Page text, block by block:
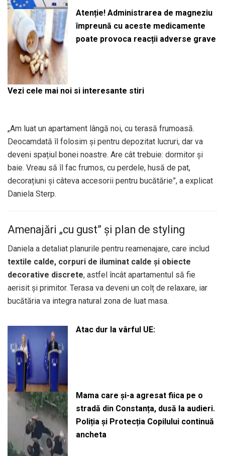
Atenție! Administrarea de magneziu
împreună cu aceste medicamente
poate provoca reacții adverse grave
Vezi cele mai noi si interesante stiri
„Am luat un apartament lângă noi, cu terasă frumoasă.
Deocamdată îl folosim și pentru depozitat lucruri, dar va
deveni spațiul bonei noastre. Are cât trebuie: dormitor și
baie. Vreau să îl fac frumos, cu perdele, husă de pat,
decorațiuni și câteva accesorii pentru bucătărie”, a explicat
Daniela Sterp.
Amenajări „cu gust” și plan de styling
Daniela a detaliat planurile pentru reamenajare, care includ
textile calde, corpuri de iluminat calde și obiecte
decorative discrete, astfel încât apartamentul să fie
aerisit și primitor. Terasa va deveni un colț de relaxare, iar
bucătăria va integra natural zona de luat masa.
Atac dur la vârful UE:
Mama care și-a agresat fiica pe o
stradă din Constanța, dusă la audieri.
Poliția și Protecția Copilului continuă
ancheta